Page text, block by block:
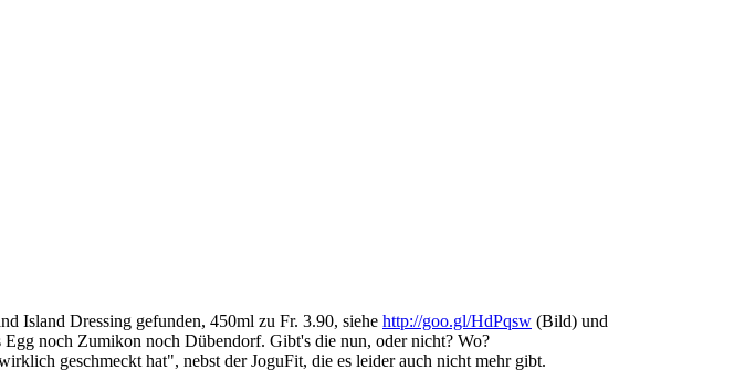
Island Dressing gefunden, 450ml zu Fr. 3.90, siehe http://goo.gl/HdPqsw (Bild) und
noch Zumikon noch Dübendorf. Gibt's die nun, oder nicht? Wo?
geschmeckt hat", nebst der JoguFit, die es leider auch nicht mehr gibt.